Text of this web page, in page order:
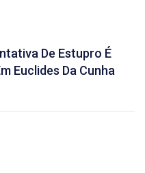
De Estupro É
Euclides Da Cunha